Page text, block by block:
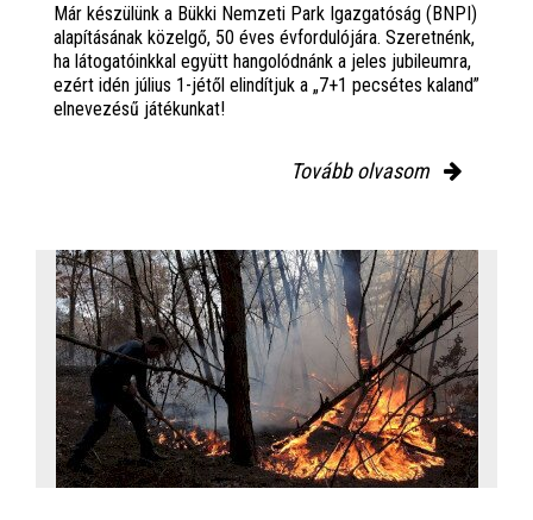
Már készülünk a Bükki Nemzeti Park Igazgatóság (BNPI)
alapításának közelgő, 50 éves évfordulójára. Szeretnénk,
ha látogatóinkkal együtt hangolódnánk a jeles jubileumra,
ezért idén július 1-jétől elindítjuk a „7+1 pecsétes kaland”
elnevezésű játékunkat!
Tovább olvasom